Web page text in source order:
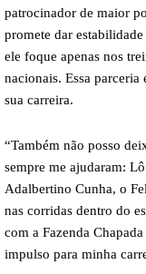
patrocinador de maior
promete dar
ele foque apenas nos
nacionais. Essa
sua carreira.
“Também não posso
sempre me ajudaram:
Adalbertino Cunha, o
nas corridas dentro do
com a Fazenda
impulso para minha